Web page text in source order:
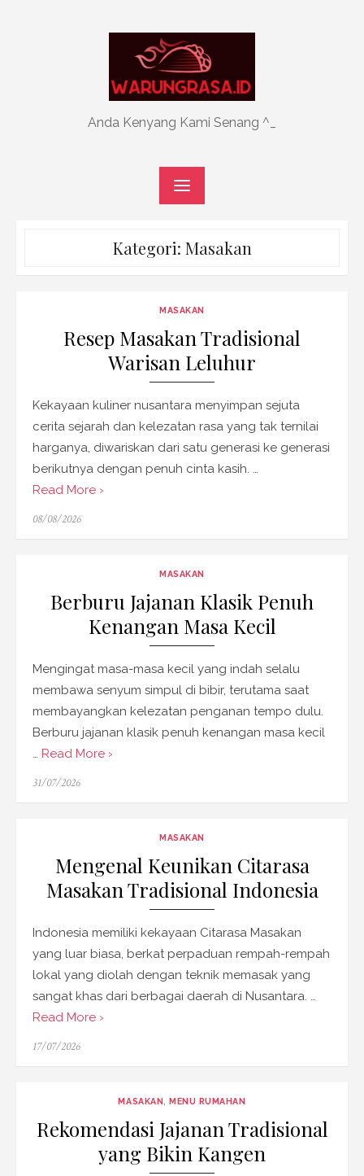
Anda Kenyang Kami Senang ^_
Kategori: Masakan
MASAKAN
Resep Masakan Tradisional
Warisan Leluhur
Kekayaan kuliner nusantara menyimpan sejuta
cerita sejarah dan kelezatan rasa yang tak ternilai
harganya, diwariskan dari satu generasi ke generasi
berikutnya dengan penuh cinta kasih. …
Read More ›
Posted
08/08/2026
MASAKAN
Berburu Jajanan Klasik Penuh
Kenangan Masa Kecil
Mengingat masa-masa kecil yang indah selalu
membawa senyum simpul di bibir, terutama saat
membayangkan kelezatan penganan tempo dulu.
Berburu jajanan klasik penuh kenangan masa kecil
Read More ›
Posted
31/07/2026
MASAKAN
Mengenal Keunikan Citarasa
Masakan Tradisional Indonesia
Indonesia memiliki kekayaan Citarasa Masakan
yang luar biasa, berkat perpaduan rempah-rempah
lokal yang diolah dengan teknik memasak yang
sangat khas dari berbagai daerah di Nusantara. …
Read More ›
Posted
17/07/2026
MASAKAN,MENU RUMAHAN
Rekomendasi Jajanan Tradisional
yang Bikin Kangen